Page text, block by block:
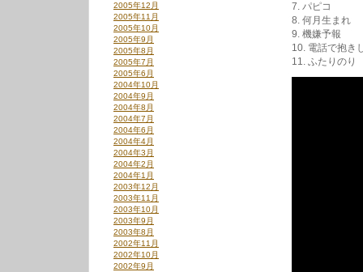
7. パピコ
8. 何月生まれ
9. 機嫌予報
10. 電話で抱き
11. ふたりのり
2005年12月
2005年11月
2005年10月
2005年9月
2005年8月
2005年7月
2005年6月
2004年10月
2004年9月
2004年8月
2004年7月
2004年6月
2004年4月
2004年3月
2004年2月
2004年1月
2003年12月
2003年11月
2003年10月
2003年9月
2003年8月
2002年11月
2002年10月
2002年9月